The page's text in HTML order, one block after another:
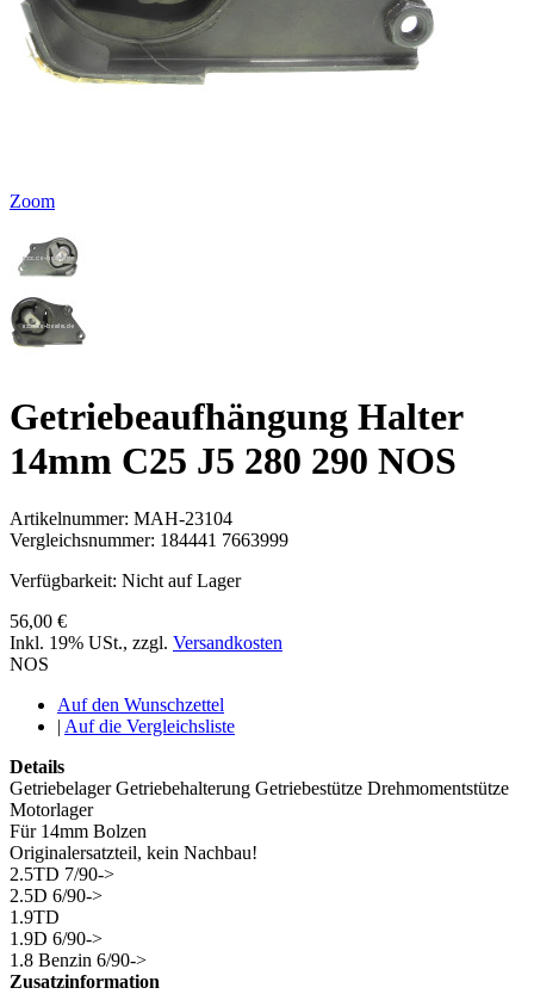
Zoom
Getriebeaufhängung Halter
14mm C25 J5 280 290 NOS
Artikelnummer: MAH-23104
Vergleichsnummer: 184441 7663999
Verfügbarkeit: Nicht auf Lager
56,00 €
Inkl. 19% USt., zzgl. Versandkosten
NOS
Auf den Wunschzettel
| Auf die Vergleichsliste
Details
Getriebelager Getriebehalterung Getriebestütze Drehmomentstütze
Motorlager
Für 14mm Bolzen
Originalersatzteil, kein Nachbau!
2.5TD 7/90->
2.5D 6/90->
1.9TD
1.9D 6/90->
1.8 Benzin 6/90->
Zusatzinformation